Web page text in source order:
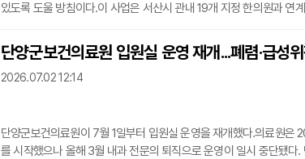
있도록 도울 방침이다.이 사업은 서산시 관내 19개 지정 한의원과 연
는 침, 뜸, 부항 등 한방 시술과 환제, 탕약 처방이 포함되며, 환자 부
원한다.지난해에는 청소년 17명을 대상으로 사업을 추진했다. 이후
의 76%인
단양군보건의료원 입원실 운영 재개...폐렴·급성
2026.07.02 12:14
단양군보건의료원이 7월 1일부터 입원실 운영을 재개했다.의료원은
를 시작했으나 올해 3월 내과 전문의 퇴직으로 운영이 일시 중단됐다